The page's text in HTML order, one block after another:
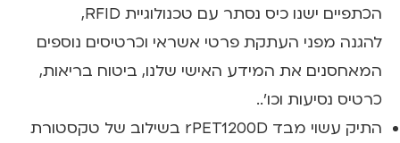
הכתפיים ישנו כיס נסתר עם טכנולוגיית RFID,
להגנה מפני העתקת פרטי אשראי וכרטיסים נוספים
המאחסנים את המידע האישי שלנו, ביטוח בריאות,
כרטיס נסיעות וכו'..
התיק עשוי מבד rPET1200D בשילוב של טקסטורת